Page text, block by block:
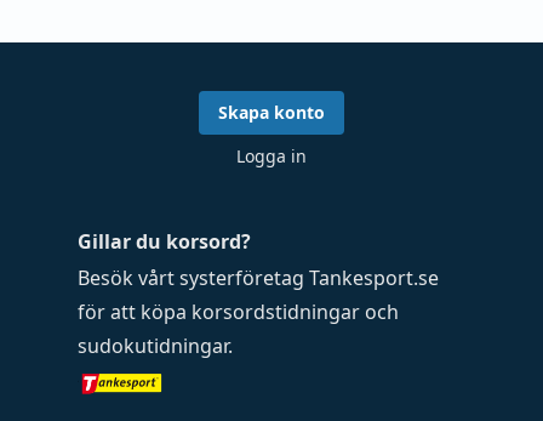
Gillar du korsord?
Besök vårt systerföretag Tankesport.se
för att köpa korsordstidningar och
sudokutidningar.
Skapa konto
Logga in